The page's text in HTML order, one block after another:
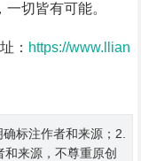
切皆有可能。
： https://www.llian
标注作者和来源；2.
来源，不尊重原创